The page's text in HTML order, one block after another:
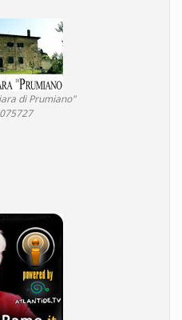
di Prumiano"